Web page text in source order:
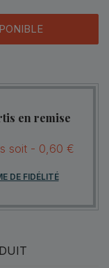
en remise
soit - 0,60 €
DE FIDÉLITÉ